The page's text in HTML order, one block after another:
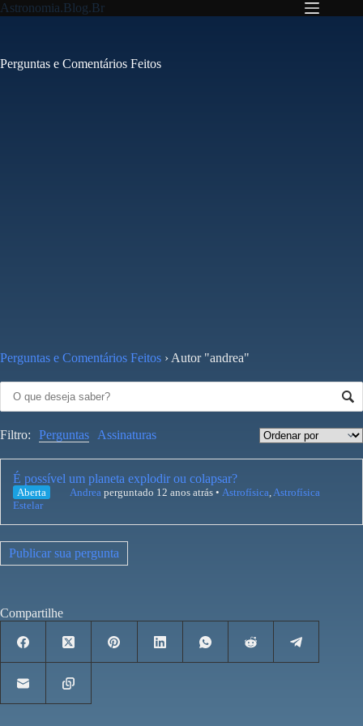
Pular
para
Astronomia.Blog.Br
Perguntas e Comentários Feitos
Perguntas e Comentários Feitos › Autor "andrea"
Filtro: Perguntas Assinaturas
É possível um planeta explodir ou colapsar?
Aberta Andrea perguntado 12 anos atrás • Astrofísica,Astrofísica
Estelar
Publicar sua pergunta
Compartilhe